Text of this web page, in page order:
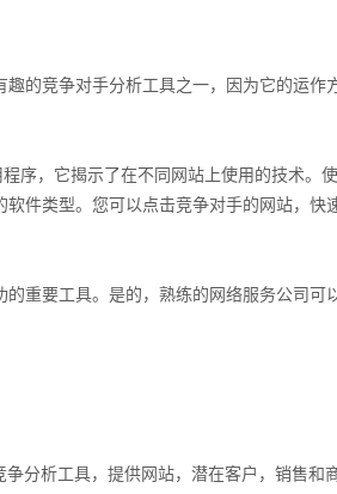
趣的竞争对手分析工具之一，因为它的运
序，它揭示了在不同网站上使用的技术。
软件类型。您可以点击竞争对手的网站，
的重要工具。是的，熟练的网络服务公司
分析工具，提供网站，潜在客户，销售